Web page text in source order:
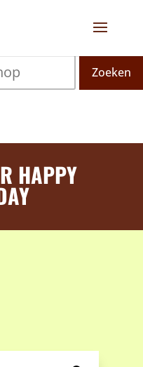
Zoeken
HAPPY